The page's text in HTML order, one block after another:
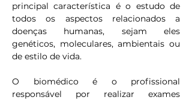
principal característica é o estudo de
todos os aspectos relacionados a
doenças humanas, sejam eles
genéticos, moleculares, ambientais ou
de estilo de vida.
O biomédico é o profissional
responsável por realizar exames